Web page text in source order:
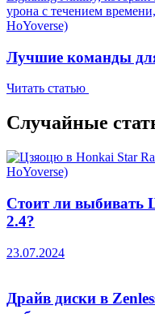
Лучшие команды
Читать статью
Случайные
Стоит ли выбивать
2.4?
23.07.2024
Драйв диски в